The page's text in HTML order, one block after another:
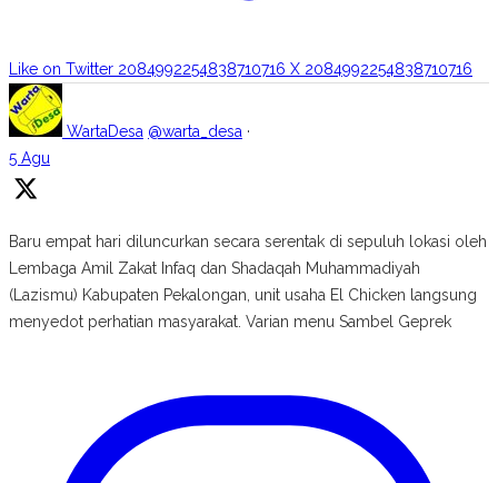
Like on Twitter 2084992254838710716 X 2084992254838710716
WartaDesa @warta_desa ·
5 Agu
Baru empat hari diluncurkan secara serentak di sepuluh lokasi oleh
Lembaga Amil Zakat Infaq dan Shadaqah Muhammadiyah
(Lazismu) Kabupaten Pekalongan, unit usaha El Chicken langsung
menyedot perhatian masyarakat. Varian menu Sambel Geprek